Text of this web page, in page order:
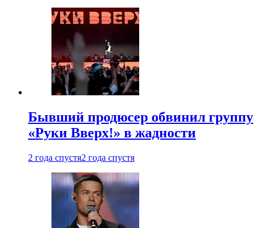
Бывший продюсер обвинил группу
«Руки Вверх!» в жадности
2 года спустя2 года спустя